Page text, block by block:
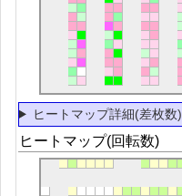
ヒートマップ詳細(差枚数)
ヒートマップ(回転数)